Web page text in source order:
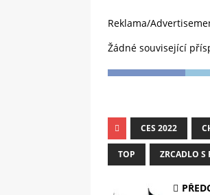
Reklama/
Žádné související
CES 2022
TOP ZRCADLO S